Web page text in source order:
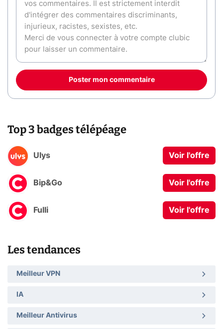
Poster mon commentaire
Top 3 badges télépéage
Ulys Voir l'offre
Bip&Go Voir l'offre
Fulli Voir l'offre
Les tendances
Meilleur VPN
IA
Meilleur Antivirus